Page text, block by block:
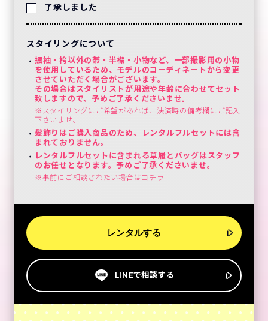
了承しました
スタイリングについて
振袖・袴以外の帯・半襟・小物など、一部撮影用の小物
を使用しているため、モデルのコーディネートから変更
させていただく場合がございます。
その場合はスタイリストが用途や年齢に合わせてセット
致しますので、予めご了承くださいませ。
※スタイリングにご希望があれば、決済時の備考欄にご記入
下さいませ。
髪飾りはご購入商品のため、レンタルフルセットには含
まれておりません。
レンタルフルセットに含まれる草履とバッグはスタッフ
のお任せとなります。予めご了承くださいませ。
※事前にご相談されたい場合はコチラ
レンタルする
LINEで相談する